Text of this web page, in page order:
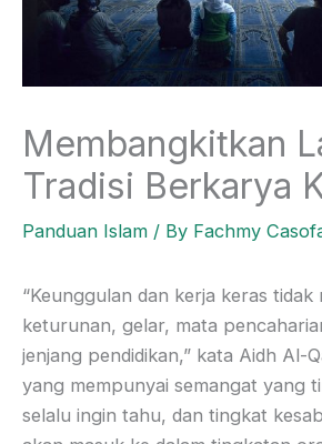
Membangkitkan
Tradisi Berkarya
Panduan Islam / By Fachmy
“Keunggulan dan kerja keras tidak
keturunan, gelar, mata
jenjang pendidikan,” kata Aidh Al-
yang mempunyai semangat yang
selalu ingin tahu, dan tingkat